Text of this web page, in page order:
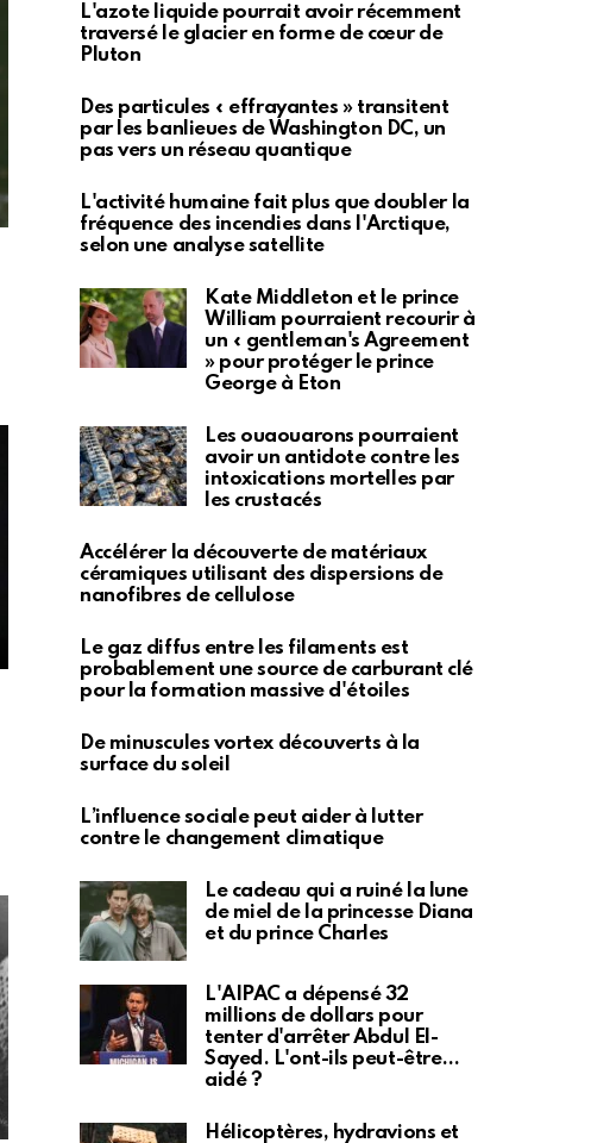
L'azote liquide pourrait avoir récemment
traversé le glacier en forme de cœur de
Pluton
Des particules « effrayantes » transitent
par les banlieues de Washington DC, un
pas vers un réseau quantique
L'activité humaine fait plus que doubler la
fréquence des incendies dans l'Arctique,
selon une analyse satellite
Kate Middleton et le prince
William pourraient recourir à
un « gentleman's Agreement
» pour protéger le prince
George à Eton
Les ouaouarons pourraient
avoir un antidote contre les
intoxications mortelles par
les crustacés
Accélérer la découverte de matériaux
céramiques utilisant des dispersions de
nanofibres de cellulose
Le gaz diffus entre les filaments est
probablement une source de carburant clé
pour la formation massive d'étoiles
De minuscules vortex découverts à la
surface du soleil
L’influence sociale peut aider à lutter
contre le changement climatique
Le cadeau qui a ruiné la lune
de miel de la princesse Diana
et du prince Charles
L'AIPAC a dépensé 32
millions de dollars pour
tenter d'arrêter Abdul El-
Sayed. L'ont-ils peut-être…
aidé ?
Hélicoptères, hydravions et